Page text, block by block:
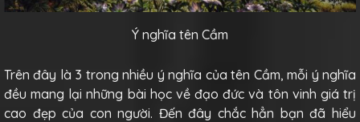
Ý nghĩa tên Cầm
Trên đây là 3 trong nhiều ý nghĩa của tên Cầm, mỗi ý nghĩa
đều mang lại những bài học về đạo đức và tôn vinh giá trị
cao đẹp của con người. Đến đây chắc hẳn bạn đã hiểu